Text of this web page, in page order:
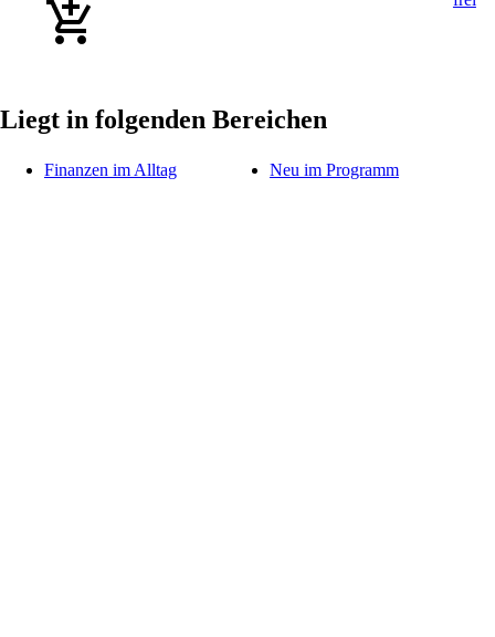
Liegt in folgenden Bereichen
Finanzen im Alltag Neu im Programm